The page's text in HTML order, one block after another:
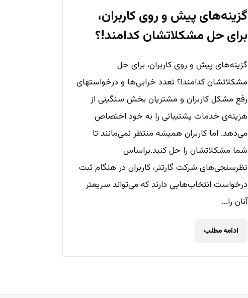
گزینه‌های پیش و روی کاربران،
برای حل مشکلاتشان کدامند!؟
گزینه‌های پیش و روی کاربران، برای حل
مشکلاتشان کدامند!؟ تعدد خرابی‌ها و درخواستهای
رفع مشکل کاربران و مشتریان بخش سنگینی از
هزینه‌ی خدمات پشتیبانی را به خود اختصاص
می‌دهد. اما کاربران همیشه منتظر نمی‌مانند تا
شما مشکلاتشان را حل کنید.براساس
نظرسنجی‌های شرکت گارتنر، کاربران در هنگام ثبت
درخواست انتخاب‌هایی دارند که می‌تواند سریعتر
آنان را...
ادامه مطلب